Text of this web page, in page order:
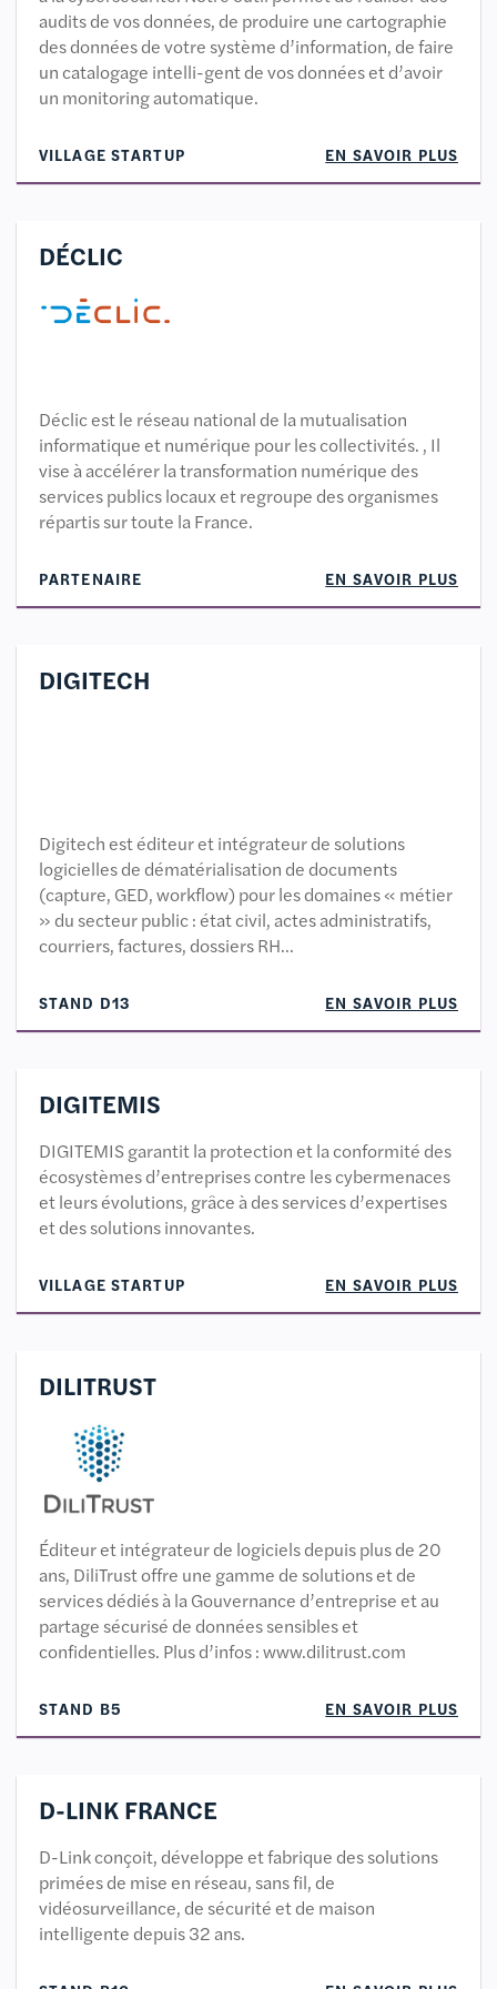
audits de vos données, de produire une cartographie
des données de votre système d’information, de faire
un catalogage intelli-gent de vos données et d’avoir
un monitoring automatique.
VILLAGE STARTUP EN SAVOIR PLUS
DÉCLIC
Déclic est le réseau national de la mutualisation
informatique et numérique pour les collectivités. , Il
vise à accélérer la transformation numérique des
services publics locaux et regroupe des organismes
répartis sur toute la France.
PARTENAIRE EN SAVOIR PLUS
DIGITECH
Digitech est éditeur et intégrateur de solutions
logicielles de dématérialisation de documents
(capture, GED, workflow) pour les domaines « métier
» du secteur public : état civil, actes administratifs,
courriers, factures, dossiers RH…
STAND D13 EN SAVOIR PLUS
DIGITEMIS
DIGITEMIS garantit la protection et la conformité des
écosystèmes d’entreprises contre les cybermenaces
et leurs évolutions, grâce à des services d’expertises
et des solutions innovantes.
VILLAGE STARTUP EN SAVOIR PLUS
DILITRUST
Éditeur et intégrateur de logiciels depuis plus de 20
ans, DiliTrust offre une gamme de solutions et de
services dédiés à la Gouvernance d’entreprise et au
partage sécurisé de données sensibles et
confidentielles. Plus d’infos : www.dilitrust.com
STAND B5 EN SAVOIR PLUS
D-LINK FRANCE
D-Link conçoit, développe et fabrique des solutions
primées de mise en réseau, sans fil, de
vidéosurveillance, de sécurité et de maison
intelligente depuis 32 ans.